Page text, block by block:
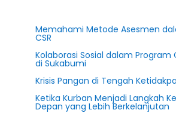
Memahami Metode Asesmen
CSR
Kolaborasi Sosial dalam Program
di Sukabumi
Krisis Pangan di Tengah
Ketika Kurban Menjadi Langkah
Depan yang Lebih Berkelanjutan